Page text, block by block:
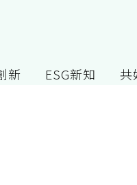
新 ESG新知 共